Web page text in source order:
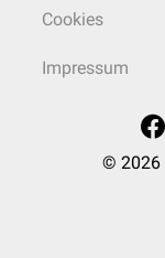
Cookies
Impressum
© 2026